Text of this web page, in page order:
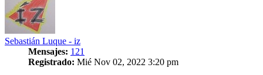
Sebastián Luque - iz
Mensajes: 121
Registrado: Mié Nov 02, 2022 3:20 pm